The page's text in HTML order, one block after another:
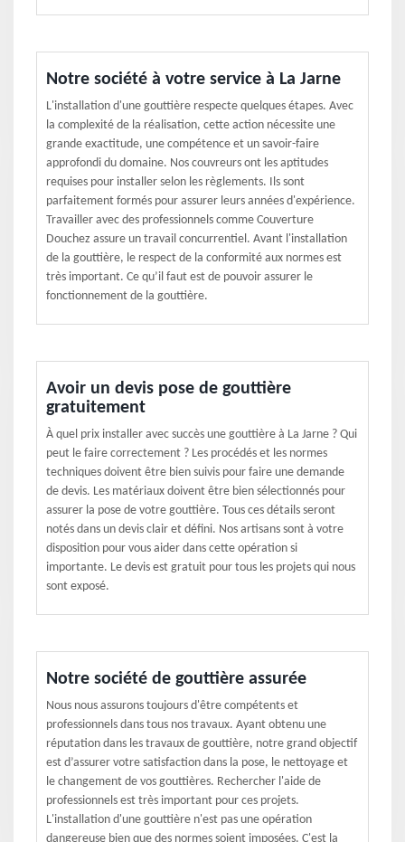
Notre société à votre service à La Jarne
L'installation d'une gouttière respecte quelques étapes. Avec
la complexité de la réalisation, cette action nécessite une
grande exactitude, une compétence et un savoir-faire
approfondi du domaine. Nos couvreurs ont les aptitudes
requises pour installer selon les règlements. Ils sont
parfaitement formés pour assurer leurs années d'expérience.
Travailler avec des professionnels comme Couverture
Douchez assure un travail concurrentiel. Avant l'installation
de la gouttière, le respect de la conformité aux normes est
très important. Ce qu’il faut est de pouvoir assurer le
fonctionnement de la gouttière.
Avoir un devis pose de gouttière
gratuitement
À quel prix installer avec succès une gouttière à La Jarne ? Qui
peut le faire correctement ? Les procédés et les normes
techniques doivent être bien suivis pour faire une demande
de devis. Les matériaux doivent être bien sélectionnés pour
assurer la pose de votre gouttière. Tous ces détails seront
notés dans un devis clair et défini. Nos artisans sont à votre
disposition pour vous aider dans cette opération si
importante. Le devis est gratuit pour tous les projets qui nous
sont exposé.
Notre société de gouttière assurée
Nous nous assurons toujours d'être compétents et
professionnels dans tous nos travaux. Ayant obtenu une
réputation dans les travaux de gouttière, notre grand objectif
est d’assurer votre satisfaction dans la pose, le nettoyage et
le changement de vos gouttières. Rechercher l'aide de
professionnels est très important pour ces projets.
L'installation d'une gouttière n'est pas une opération
dangereuse bien que des normes soient imposées. C'est la